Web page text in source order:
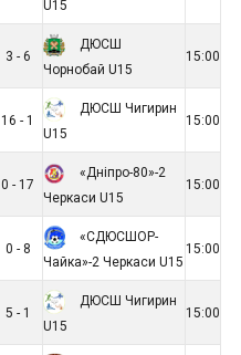
U15
3 - 6
ДЮСШ
Чорнобай U15
15:00
16 - 1
ДЮСШ Чигирин
U15
15:00
0 - 17
«Дніпро-80»-2
Черкаси U15
15:00
0 - 8
«СДЮСШОР-
Чайка»-2 Черкаси U15
15:00
5 - 1
ДЮСШ Чигирин
U15
15:00